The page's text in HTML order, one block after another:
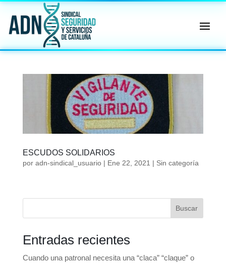
ESCUDOS SOLIDARIOS
por adn-sindical_usuario| Ene 22, 2021 | Sin categoría
Buscar
Entradas recientes
Cuando una patronal necesita una “claca” “claque” o
✖
Sindical
ℹ️ Consulta General a Sede (Email)
⚖️ Dpto. Jurídico y Abogados (Email)
📊 Herramienta: Tabla Salarial PDF
✊ Trámite: Afiliarse al Sindicato
📍 Info: Horarios y Contacto Sede